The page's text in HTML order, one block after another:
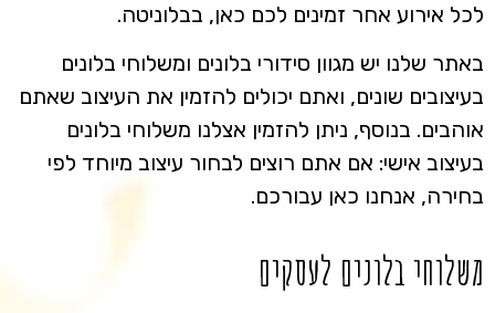
לכל אירוע אחר זמינים לכם כאן, בבלוניטה.
באתר שלנו יש מגוון סידורי בלונים ומשלוחי בלונים
בעיצובים שונים, ואתם יכולים להזמין את העיצוב שאתם
אוהבים. בנוסף, ניתן להזמין אצלנו משלוחי בלונים
בעיצוב אישי: אם אתם רוצים לבחור עיצוב מיוחד לפי
בחירה, אנחנו כאן עבורכם.
משלוחי בלונים לעסקים